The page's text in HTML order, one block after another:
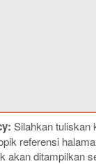
Silahkan tuliskan
referensi
akan ditampilkan